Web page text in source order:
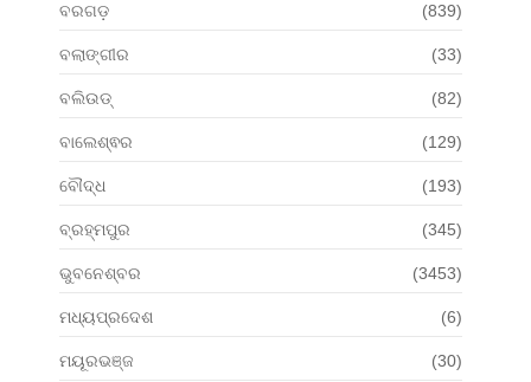
ବରଗଡ଼ (839)
ବଲାଙ୍ଗୀର (33)
ବଲିଉଡ୍ (82)
ବାଲେଶ୍ଵର (129)
ବୌଦ୍ଧ (193)
ବ୍ରହ୍ମପୁର (345)
ଭୁବନେଶ୍ବର (3453)
ମଧ୍ୟପ୍ରଦେଶ (6)
ମୟୂରଭଞ୍ଜ (30)